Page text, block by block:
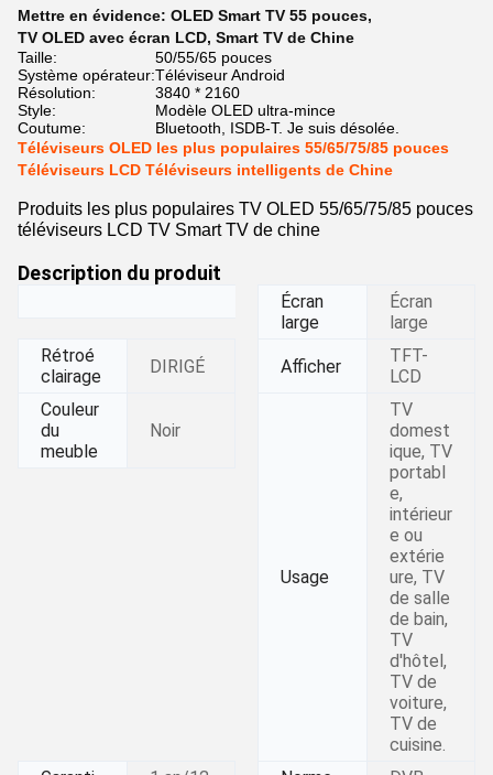
Mettre en évidence: OLED Smart TV 55 pouces,
TV OLED avec écran LCD, Smart TV de Chine
Taille:
50/55/65 pouces
Système opérateur:Téléviseur Android
Résolution:
3840 * 2160
Style:
Modèle OLED ultra-mince
Coutume:
Bluetooth, ISDB-T. Je suis désolée.
Téléviseurs OLED les plus populaires 55/65/75/85 pouces
Téléviseurs LCD Téléviseurs intelligents de Chine
Produits les plus populaires TV OLED 55/65/75/85 pouces
téléviseurs LCD TV Smart TV de chine
Description du produit
Écran
large
Écran
large
Rétroé
clairage
DIRIGÉ Afficher
TFT-
LCD
Couleur
du
meuble
Noir
Usage
TV
domest
ique, TV
portabl
e,
intérieur
e ou
extérie
ure, TV
de salle
de bain,
TV
d'hôtel,
TV de
voiture,
TV de
cuisine.